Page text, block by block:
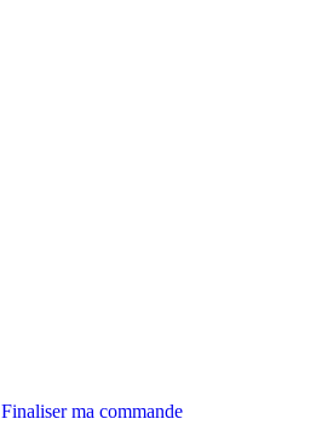
Finaliser ma commande